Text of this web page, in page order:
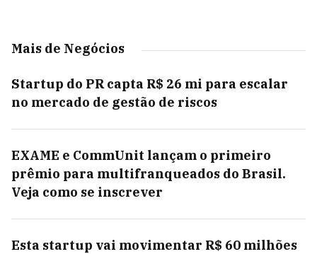
Mais de Negócios
Startup do PR capta R$ 26 mi para escalar
no mercado de gestão de riscos
EXAME e CommUnit lançam o primeiro
prêmio para multifranqueados do Brasil.
Veja como se inscrever
Esta startup vai movimentar R$ 60 milhões